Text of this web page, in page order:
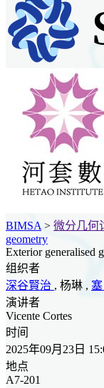
BIMSA > 微分几何
geometry
Exterior generalised
组织者
深谷賢治 , 杨琳 ,
演讲者
Vicente Cortes
时间
2025年09月23日
地点
A7-201